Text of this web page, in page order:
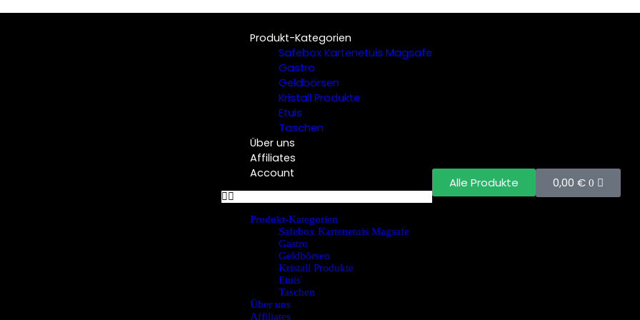
Alle Produkte
Produkt-Kategorien
Safebox Kartenetuis Magsafe
Gastro
Geldbörsen
Kristall Produkte
Etuis
Taschen
Über uns
Affiliates
Account
Produkt-Kategorien
Safebox Kartenetuis Magsafe
Gastro
Geldbörsen
Kristall Produkte
Etuis
Taschen
Über uns
Affiliates
0,00 € 0